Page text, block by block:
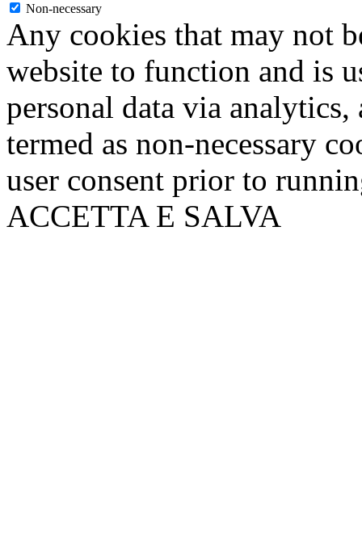
Non-necessary
Any cookies that may not
website to function and is
personal data via analytics,
termed as non-necessary
user consent prior to
ACCETTA E SALVA